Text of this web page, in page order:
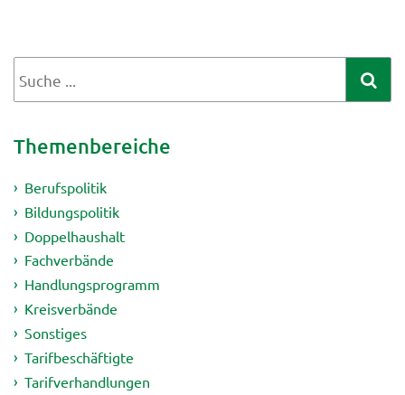
Themenbereiche
Berufspolitik
Bildungspolitik
Doppelhaushalt
Fachverbände
Handlungsprogramm
Kreisverbände
Sonstiges
Tarifbeschäftigte
Tarifverhandlungen